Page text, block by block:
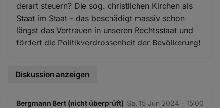
derart steuern? Die sog. christlichen Kirchen als
Staat im Staat - das beschädigt massiv schon
längst das Vertrauen in unseren Rechtsstaat und
fördert die Politikverdrossenheit der Bevölkerung!
Diskussion anzeigen
Bergmann Bert (nicht überprüft) Sa. 15 Jun 2024 - 15:00